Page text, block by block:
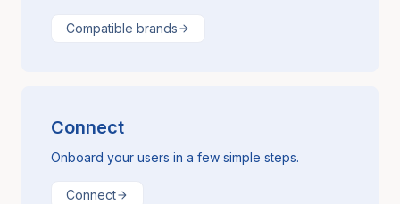
Compatible brands
Connect
Onboard your users in a few simple steps.
Connect